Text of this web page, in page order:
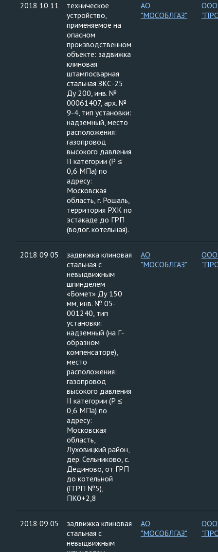
2018 10 11
техническое
устройство,
применяемое на
опасном
производственном
объекте: задвижка
клиновая
штампосварная
стальная ЗКС-25
Ду 200, инв. №
00061407, арх. №
9-4, тип установки:
надземный, место
расположения:
газопровод
высокого давления
II категории (Р ≤
0,6 МПа) по
адресу:
Московская
область, г. Рошаль,
территория РХК по
эстакаде до ГРП
(водог. котельная).
АО
"МОСОБЛГАЗ"
2018 09 05
задвижка клиновая
стальная с
невыдвижным
шпинделем
«Бомет» Ду 150
мм, инв. № 05-
001240, тип
установки:
надземный (на Г-
образном
компенсаторе),
место
расположения:
газопровод
высокого давления
II категории (Р ≤
0,6 МПа) по
адресу:
Московская
область,
Луховицкий район,
дер. Сельниково, с.
Дединово, от ГРП
до котельной
(ГГРП №5),
ПК0+2,8
АО
"МОСОБЛГАЗ"
2018 09 05
задвижка клиновая
стальная с
невыдвижным
АО
"МОСОБЛГАЗ"